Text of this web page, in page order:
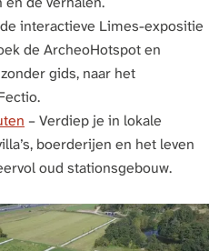
interactieve Limes-expositie
de ArcheoHotspot en
gids, naar het
– Verdiep je in lokale
boerderijen en het leven
oud stationsgebouw.